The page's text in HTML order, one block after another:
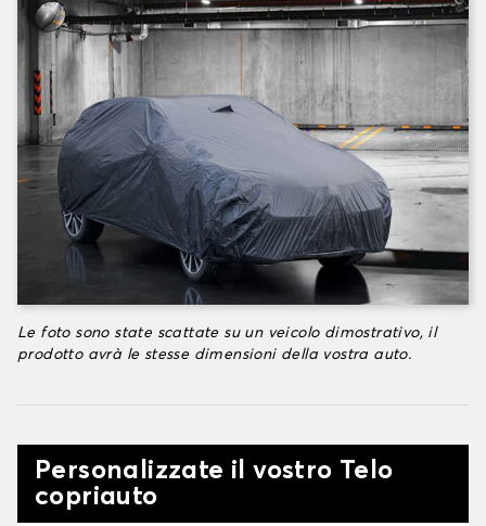
Le foto sono state scattate su un veicolo dimostrativo, il
prodotto avrà le stesse dimensioni della vostra auto.
Personalizzate il vostro Telo
copriauto